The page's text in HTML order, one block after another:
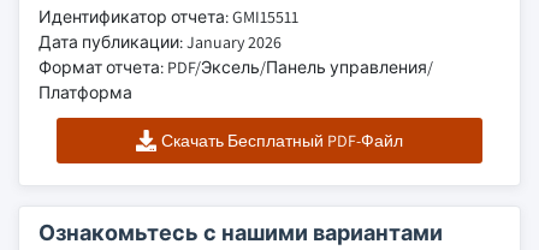
Идентификатор отчета: GMI15511
Дата публикации: January 2026
Формат отчета: PDF/Эксель/Панель управления/
Платформа
Скачать Бесплатный PDF-Файл
Ознакомьтесь с нашими вариантами